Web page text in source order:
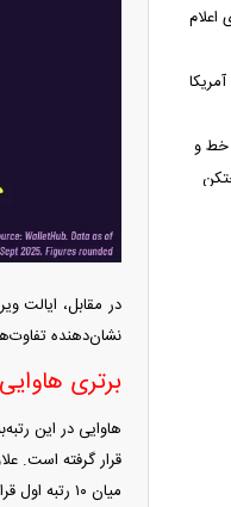
نشان‌دهنده
برتری
هاوایی در این
قرار گرفته است.
میان ۱۰ رتبه اول قرار دارند.
خط و